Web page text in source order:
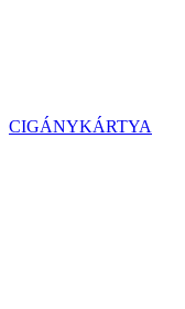
CIGÁNYKÁRTYA